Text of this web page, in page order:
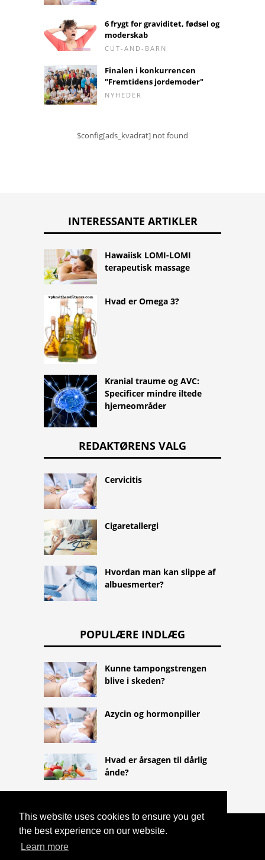
This website uses cookies to ensure you get
the best experience on our website.
Learn more
6 frygt for graviditet, fødsel og
moderskab
CUT-AND-BARN
Finalen i konkurrencen
"Fremtidens jordemoder"
NYHEDER
$config[ads_kvadrat] not found
INTERESSANTE ARTIKLER
Hawaiisk LOMI-LOMI
terapeutisk massage
Hvad er Omega 3?
Kranial traume og AVC:
Specificer mindre iltede
hjerneområder
REDAKTØRENS VALG
Cervicitis
Cigaretallergi
Hvordan man kan slippe af
albuesmerter?
POPULÆRE INDLÆG
Kunne tampongstrengen
blive i skeden?
Azycin og hormonpiller
Hvad er årsagen til dårlig
ånde?
COPYRIGHT 2026
TOBAKSAFHÆNGIGHED: FAGERSTRÖM-